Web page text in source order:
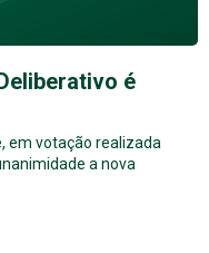
é
em votação realizada
a nova